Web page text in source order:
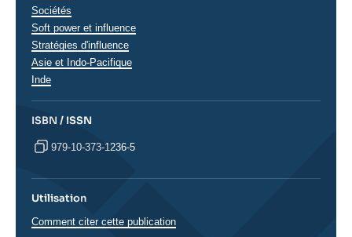
Sociétés
Soft power et influence
Stratégies d'influence
Régions
Asie et Indo-Pacifique
Inde
ISBN / ISSN
979-10-373-1236-5
Utilisation
Comment citer cette publication